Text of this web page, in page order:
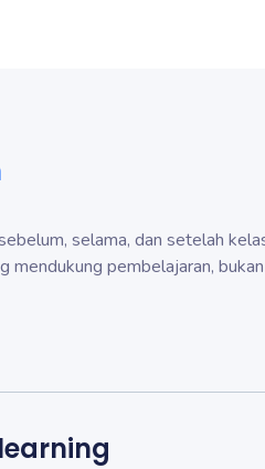
selama, dan setelah
mendukung pembelajaran,